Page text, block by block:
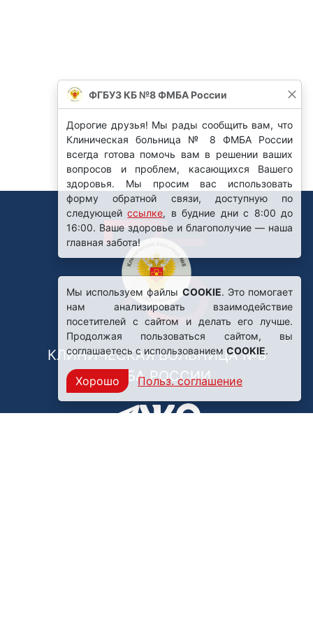
КЛИНИЧЕСКАЯ БОЛЬНИЦА №8
ФМБА РОССИИ
ФГБУЗ КБ №8 ФМБА России
Дорогие друзья! Мы рады сообщить вам, что
Клиническая больница № 8 ФМБА России
всегда готова помочь вам в решении ваших
вопросов и проблем, касающихся Вашего
здоровья. Мы просим вас использовать
форму обратной связи, доступную по
следующейссылке, в будние дни с 8:00 до
16:00. Ваше здоровье и благополучие — наша
главная забота!
Мы используем файлы COOKIE. Это помогает
нам анализировать взаимодействие
посетителей с сайтом и делать его лучше.
Продолжая пользоваться сайтом, вы
соглашаетесь с использованиемCOOKIE.
Хорошо Польз. соглашение